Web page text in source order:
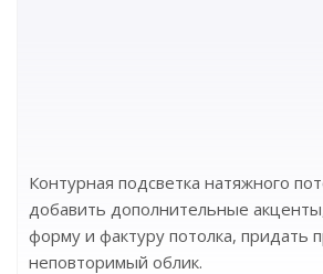
Контурная подсветка натяжного
добавить дополнительные
форму и фактуру потолка, придать
неповторимый облик.